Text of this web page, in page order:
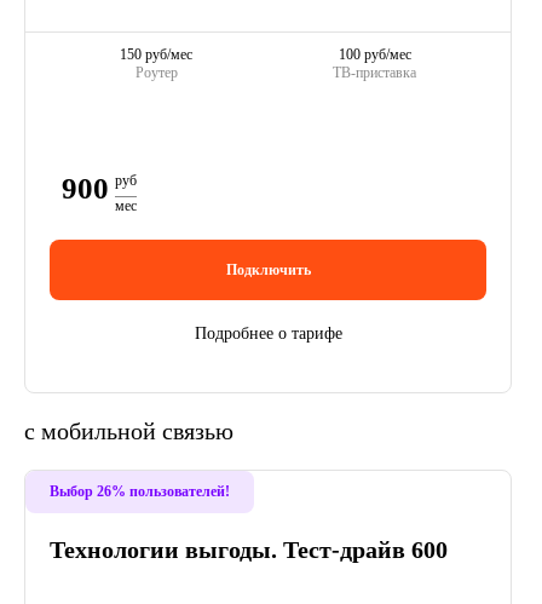
Роутер
150 руб/мес
ТВ-приставка
100 руб/мес
900 руб
мес
Подключить
Подробнее о тарифе
с мобильной связью
Выбор 26% пользователей!
Технологии выгоды. Тест-драйв 600